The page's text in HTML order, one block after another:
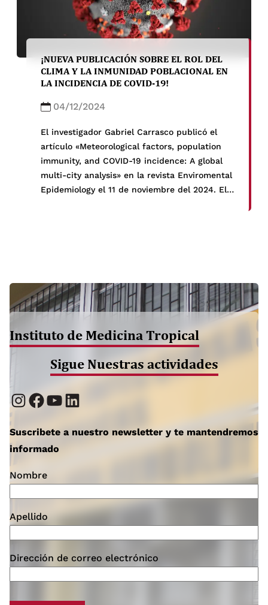
¡NUEVA PUBLICACIÓN SOBRE EL ROL DEL
CLIMA Y LA INMUNIDAD POBLACIONAL EN
LA INCIDENCIA DE COVID-19!
04/12/2024
El investigador Gabriel Carrasco publicó el
artículo «Meteorological factors, population
immunity, and COVID-19 incidence: A global
multi-city analysis» en la revista Enviromental
Epidemiology el 11 de noviembre del 2024. El
Instituto de Medicina Tropical
Sigue Nuestras actividades
Instagram
Facebook
YouTube
LinkedIn
Suscribete a nuestro newsletter y te mantendremos
informado
Nombre
Apellido
Dirección de correo electrónico